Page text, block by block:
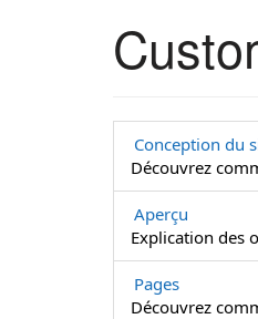
Conception du
Découvrez
Aperçu
Explication des
Pages
Découvrez